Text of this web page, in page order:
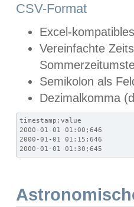
CSV-Format
Excel-
Vereinfachte
Semikolon als
Dezimalkomma
timestamp;value
2000-01-01 01:00;646
2000-01-01 01:15;646
2000-01-01 01:30;645